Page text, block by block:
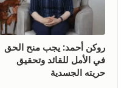
روكن أحمد: يجب منح الحق
في الأمل للقائد وتحقيق
حريته الجسدية